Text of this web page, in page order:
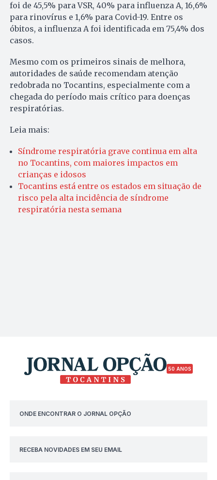
foi de 45,5% para VSR, 40% para influenza A, 16,6%
para rinovírus e 1,6% para Covid-19. Entre os
óbitos, a influenza A foi identificada em 75,4% dos
casos.
Mesmo com os primeiros sinais de melhora,
autoridades de saúde recomendam atenção
redobrada no Tocantins, especialmente com a
chegada do período mais crítico para doenças
respiratórias.
Leia mais:
Síndrome respiratória grave continua em alta
no Tocantins, com maiores impactos em
crianças e idosos
Tocantins está entre os estados em situação de
risco pela alta incidência de síndrome
respiratória nesta semana
50 ANOS
ONDE ENCONTRAR O JORNAL OPÇÃO
RECEBA NOVIDADES EM SEU EMAIL